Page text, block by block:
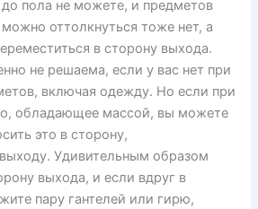
до пола не можете, и предметов
оттолкнуться тоже нет, а
в сторону выхода.
не решаема, если у вас нет при
включая одежду. Но если при
обладающее массой, вы можете
это в сторону,
Удивительным образом
выхода, и если вдруг в
пару гантелей или гирю,